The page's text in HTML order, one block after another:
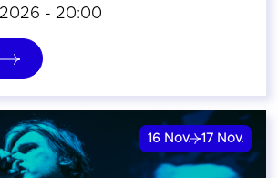
- 20:00
16 Nov. 17 Nov.